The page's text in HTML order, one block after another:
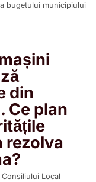
bugetului municipiului
din
Ce plan
rezolva
Local